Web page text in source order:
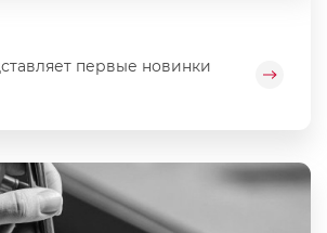
первые новинки